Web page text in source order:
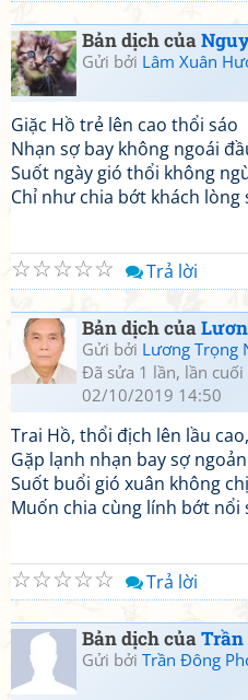
Bản dịch của
Gửi bởi Lâm Xuân
Giặc Hồ trẻ lên cao thổi sáo
Nhạn sợ bay không ngoái
Suốt ngày gió thổi không
Chỉ như chia bớt khách lòng
☆
☆
☆
☆
☆ Trả lời
Bản dịch của
Gửi bởi Lương Trọng
Đã sửa 1 lần, lần cuối
02/10/2019 14:50
Trai Hồ, thổi địch lên lầu cao,
Gặp lạnh nhạn bay sợ
Suốt buổi gió xuân không
Muốn chia cùng lính bớt nổi
☆
☆
☆
☆
☆ Trả lời
Bản dịch củaTrần
Gửi bởi Trần Đông